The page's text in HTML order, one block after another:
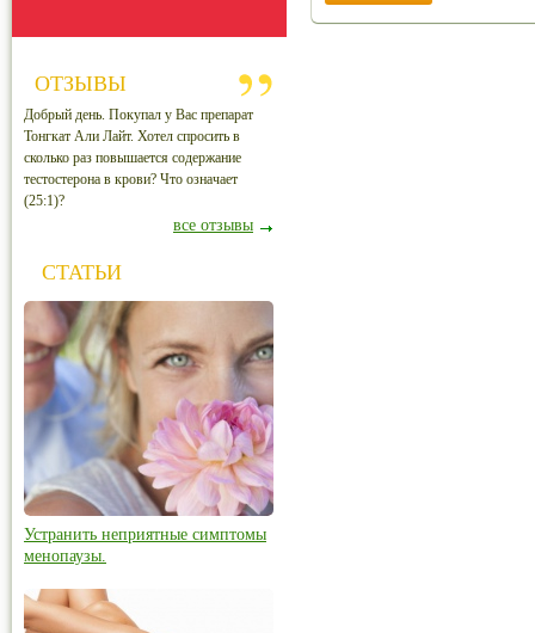
ОТЗЫВЫ
Добрый день. Покупал у Вас препарат
Тонгкат Али Лайт. Хотел спросить в
сколько раз повышается содержание
тестостерона в крови? Что означает
(25:1)?
все отзывы
СТАТЬИ
Устранить неприятные симптомы
менопаузы.